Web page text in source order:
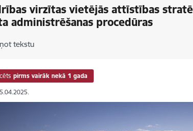
virzītas vietējās attīstības
administrēšanas procedūras
tekstu
pirms vairāk nekā 1 gada